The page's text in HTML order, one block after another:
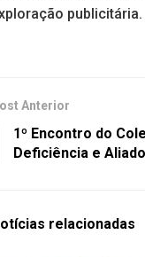
Anterior
1º Encontro do
Deficiência e
relacionadas